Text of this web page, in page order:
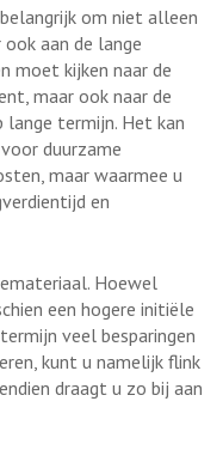
om niet alleen
aan de lange
moet kijken naar de
maar ook naar de
lange termijn. Het kan
duurzame
maar waarmee u
en
Hoewel
een hogere initiële
veel besparingen
kunt u namelijk flink
draagt u zo bij aan